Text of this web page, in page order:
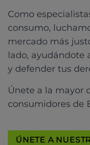
Como
consumo,
mercado más
lado, ayudándote
y defender tus
Únete a la mayor
consumidores de
ÚNETE A